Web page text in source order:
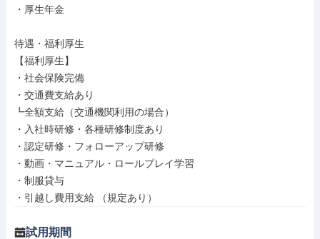
・厚生年金
待遇・福利厚生
【福利厚生】
・社会保険完備
・交通費支給あり
┗全額支給（交通機関利用の場合）
・入社時研修・各種研修制度あり
・認定研修・フォローアップ研修
・動画・マニュアル・ロールプレイ学習
・制服貸与
・引越し費用支給 （規定あり）
試用期間